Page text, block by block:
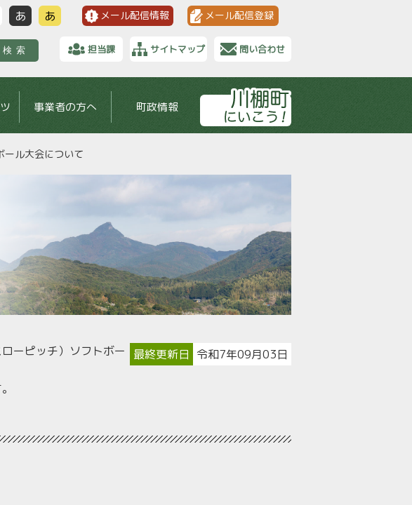
あ あ メール配信情報 メール配信登録
検索 担当課 サイトマップ 問い合わせ
事業者の方へ 町政情報
ール大会について
最終更新日 令和7年09月03日
ーピッチ）ソフトボー